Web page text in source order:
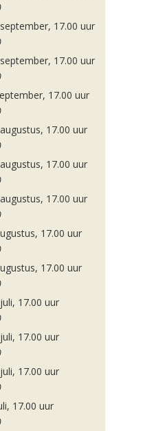
17.00 uur
17.00 uur
17.00 uur
17.00 uur
17.00 uur
17.00 uur
17.00 uur
17.00 uur
17.00 uur
17.00 uur
17.00 uur
17.00 uur